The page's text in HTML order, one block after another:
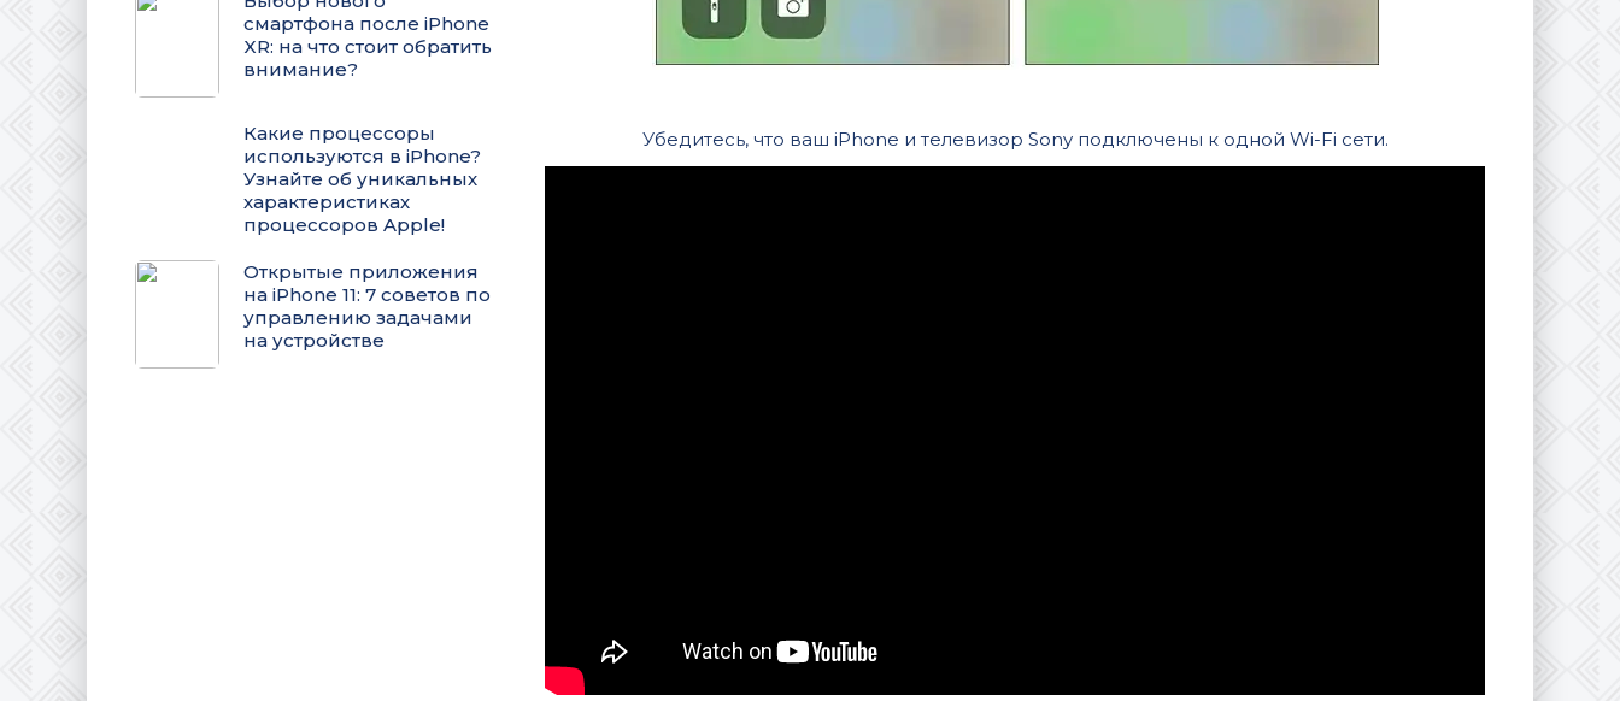
смартфона после iPhone
XR: на что стоит обратить
внимание?
Какие процессоры
используются в iPhone?
Узнайте об уникальных
характеристиках
процессоров Apple!
Открытые приложения
на iPhone 11: 7 советов по
управлению задачами
на устройстве
Убедитесь, что ваш iPhone и телевизор Sony подключены к одной Wi-Fi сети.